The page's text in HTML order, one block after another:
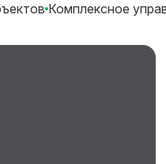
Комплексное